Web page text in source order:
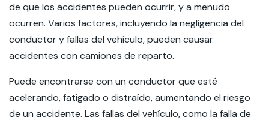
de que los accidentes pueden ocurrir, y a menudo
ocurren. Varios factores, incluyendo la negligencia del
conductor y fallas del vehículo, pueden causar
accidentes con camiones de reparto.
Puede encontrarse con un conductor que esté
acelerando, fatigado o distraído, aumentando el riesgo
de un accidente. Las fallas del vehículo, como la falla de